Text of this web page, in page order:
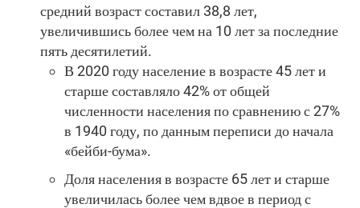
средний возраст составил 38,8 лет,
увеличившись более чем на 10 лет за последние
пять десятилетий.
В 2020 году население в возрасте 45 лет и
старше составляло 42% от общей
численности населения по сравнению с 27%
в 1940 году, по данным переписи до начала
«бейби-бума».
Доля населения в возрасте 65 лет и старше
увеличилась более чем вдвое в период с